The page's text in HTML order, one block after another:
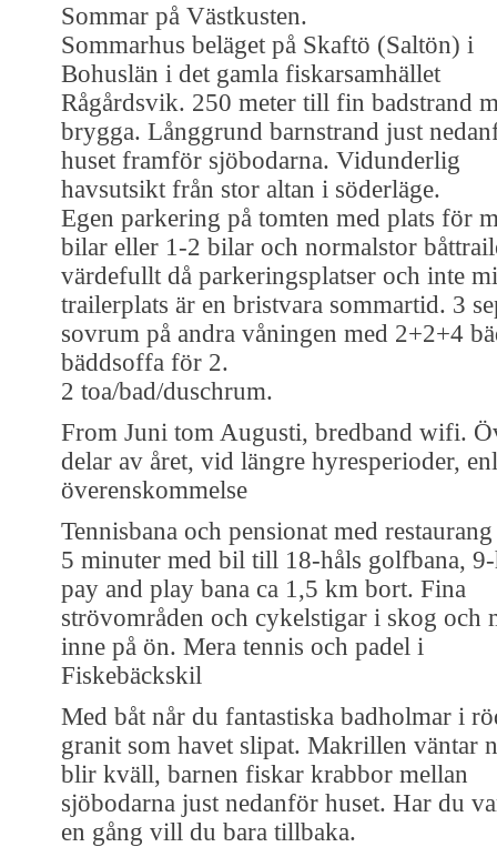
Sommar på Västkusten.
Sommarhus beläget på Skaftö (Saltön) i
Bohuslän i det gamla fiskarsamhället
Rågårdsvik. 250 meter till fin badstrand
brygga. Långgrund barnstrand just
huset framför sjöbodarna. Vidunderlig
havsutsikt från stor altan i söderläge.
Egen parkering på tomten med plats för
bilar eller 1-2 bilar och normalstor
värdefullt då parkeringsplatser och inte
trailerplats är en bristvara sommartid. 3
sovrum på andra våningen med 2+2+4
bäddsoffa för 2.
2 toa/bad/duschrum.
From Juni tom Augusti, bredband wifi.
delar av året, vid längre hyresperioder,
överenskommelse
Tennisbana och pensionat med
5 minuter med bil till 18-håls golfbana,
pay and play bana ca 1,5 km bort. Fina
strövområden och cykelstigar i skog och
inne på ön. Mera tennis och padel i
Fiskebäckskil
Med båt når du fantastiska badholmar i
granit som havet slipat. Makrillen väntar
blir kväll, barnen fiskar krabbor mellan
sjöbodarna just nedanför huset. Har du
en gång vill du bara tillbaka.